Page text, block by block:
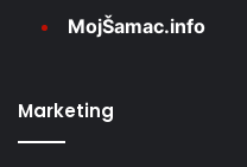
MojŠamac.info
Marketing